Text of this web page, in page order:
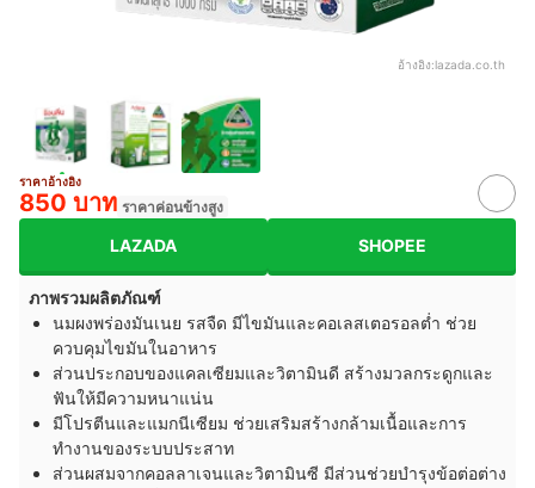
อ้างอิง:lazada.co.th
ราคาอ้างอิง
850 บาท ราคาค่อนข้างสูง
LAZADA SHOPEE
ภาพรวมผลิตภัณฑ์
นมผงพร่องมันเนย รสจืด มีไขมันและคอเลสเตอรอลต่ำ ช่วย
ควบคุมไขมันในอาหาร
ส่วนประกอบของแคลเซียมและวิตามินดี สร้างมวลกระดูกและ
ฟันให้มีความหนาแน่น
มีโปรตีนและแมกนีเซียม ช่วยเสริมสร้างกล้ามเนื้อและการ
ทำงานของระบบประสาท
ส่วนผสมจากคอลลาเจนและวิตามินซี มีส่วนช่วยบำรุงข้อต่อต่าง